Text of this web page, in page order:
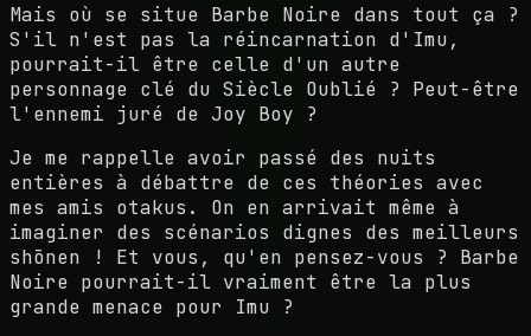
Mais où se situe Barbe Noire dans tout ça ?
S'il n'est pas la réincarnation d'Imu,
pourrait-il être celle d'un autre
personnage clé du Siècle Oublié ? Peut-être
l'ennemi juré de Joy Boy ?
Je me rappelle avoir passé des nuits
entières à débattre de ces théories avec
mes amis otakus. On en arrivait même à
imaginer des scénarios dignes des meilleurs
shōnen ! Et vous, qu'en pensez-vous ? Barbe
Noire pourrait-il vraiment être la plus
grande menace pour Imu ?